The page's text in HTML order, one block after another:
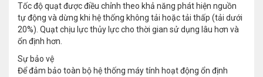
Tốc độ quạt được điều chỉnh theo khả năng phát hiện nguồn
tự động và dừng khi hệ thống không tải hoặc tải thấp (tải dưới
20%). Quạt chịu lực thủy lực cho thời gian sử dụng lâu hơn và
ổn định hơn.
Sự bảo vệ
Để đảm bảo toàn bộ hệ thống máy tính hoạt động ổn định